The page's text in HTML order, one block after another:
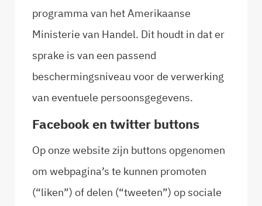
programma van het Amerikaanse
Ministerie van Handel. Dit houdt in dat er
sprake is van een passend
beschermingsniveau voor de verwerking
van eventuele persoonsgegevens.
Facebook en twitter buttons
Op onze website zijn buttons opgenomen
om webpagina’s te kunnen promoten
(“liken”) of delen (“tweeten”) op sociale